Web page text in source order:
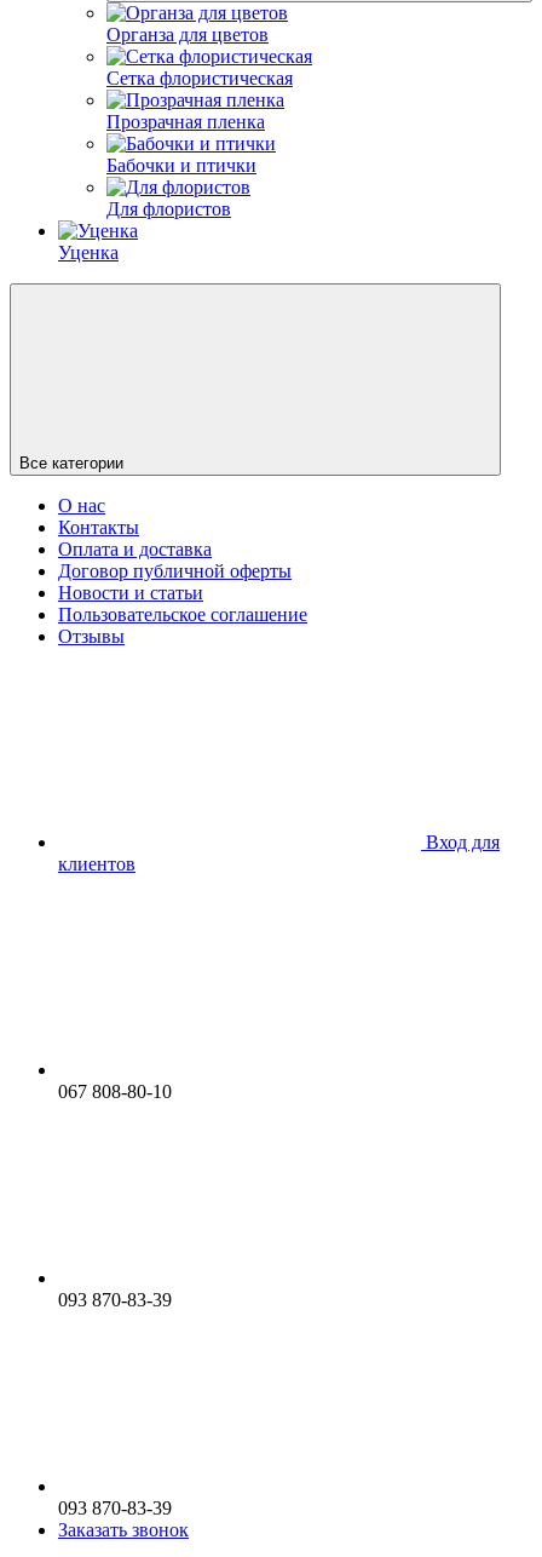
Органза для цветов
Сетка флористическая
Прозрачная пленка
Бабочки и птички
Для флористов
Уценка
Все категории
О нас
Контакты
Оплата и доставка
Договор публичной оферты
Новости и статьи
Пользовательское соглашение
Отзывы
Вход для
клиентов
067 808-80-10
093 870-83-39
093 870-83-39
Заказать звонок